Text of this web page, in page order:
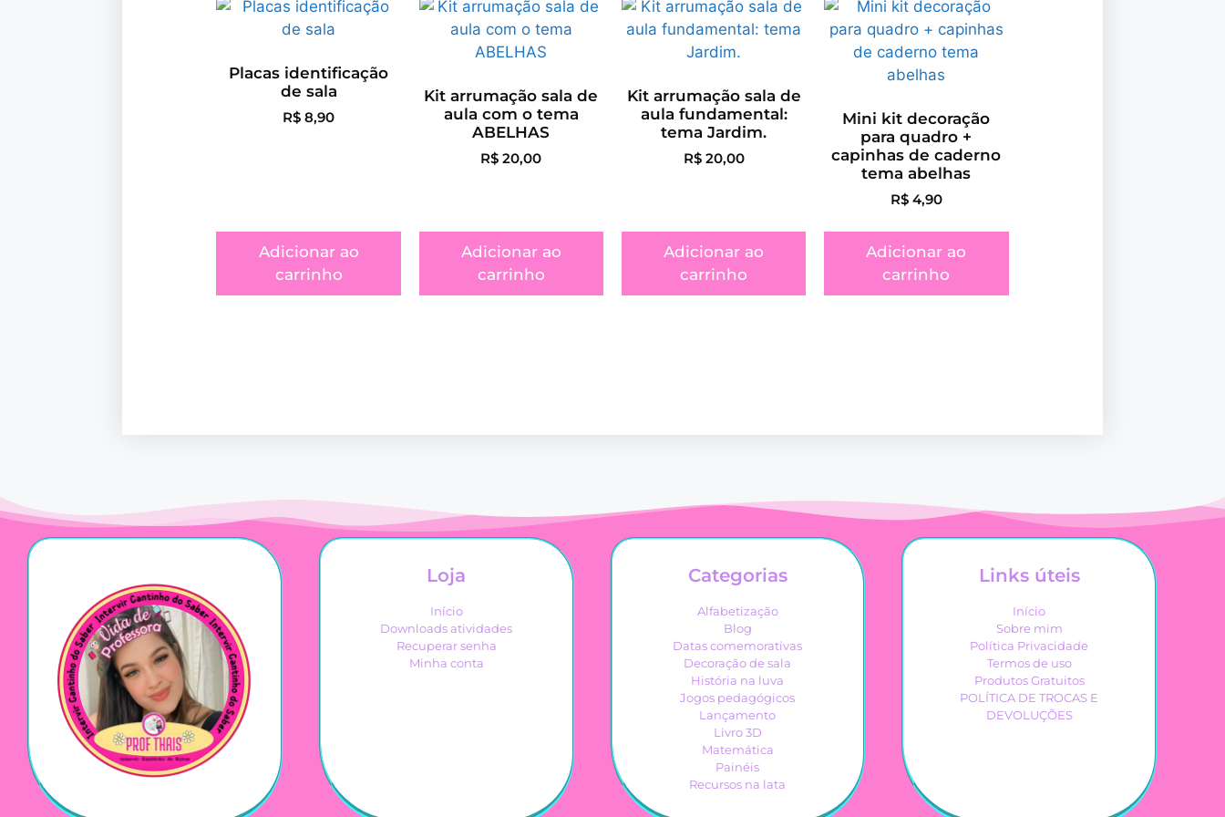
Placas identificação
de sala
R$ 8,90
Adicionar ao
carrinho
Kit arrumação sala de
aula com o tema
ABELHAS
R$ 20,00
Adicionar ao
carrinho
Kit arrumação sala de
aula fundamental:
tema Jardim.
R$20,00
Adicionar ao
carrinho
Mini kit decoração
para quadro +
capinhas de caderno
tema abelhas
R$4,90
Adicionar ao
carrinho
Loja
Início
Downloads atividades
Recuperar senha
Minha conta
Categorias
Alfabetização
Blog
Datas comemorativas
Decoração de sala
História na luva
Jogos pedagógicos
Lançamento
Livro 3D
Matemática
Painéis
Recursos na lata
Links úteis
Início
Sobre mim
Política Privacidade
Termos de uso
Produtos Gratuitos
POLÍTICA DE TROCAS E
DEVOLUÇÕES